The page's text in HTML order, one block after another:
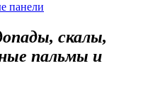
панели
скалы,
пальмы и